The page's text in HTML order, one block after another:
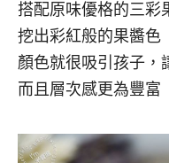
搭配原味優格的三彩
挖出彩紅般的果醬色
顏色就很吸引孩子，
而且層次感更為豐富